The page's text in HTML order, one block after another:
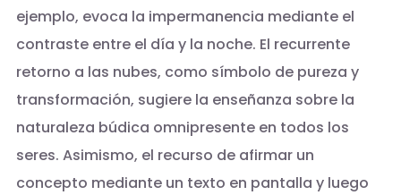
ejemplo, evoca la impermanencia mediante el
contraste entre el día y la noche. El recurrente
retorno a las nubes, como símbolo de pureza y
transformación, sugiere la enseñanza sobre la
naturaleza búdica omnipresente en todos los
seres. Asimismo, el recurso de afirmar un
concepto mediante un texto en pantalla y luego